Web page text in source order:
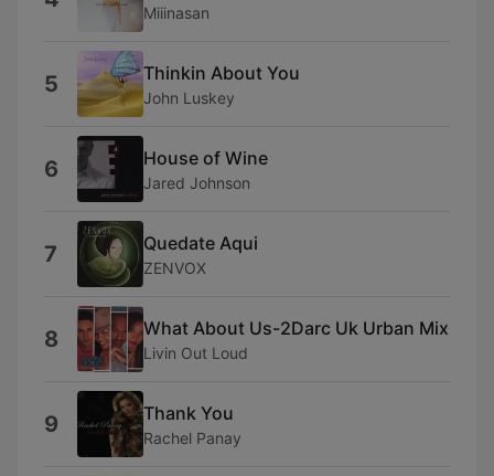
Miiinasan
5 Thinkin About You
John Luskey
6 House of Wine
Jared Johnson
7 Quedate Aqui
ZENVOX
8 What About Us-2Darc Uk Urban Mix
Livin Out Loud
9 Thank You
Rachel Panay